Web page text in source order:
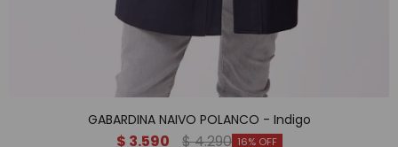
GABARDINA NAIVO POLANCO - Indigo
$ 3.590 $4.290 16